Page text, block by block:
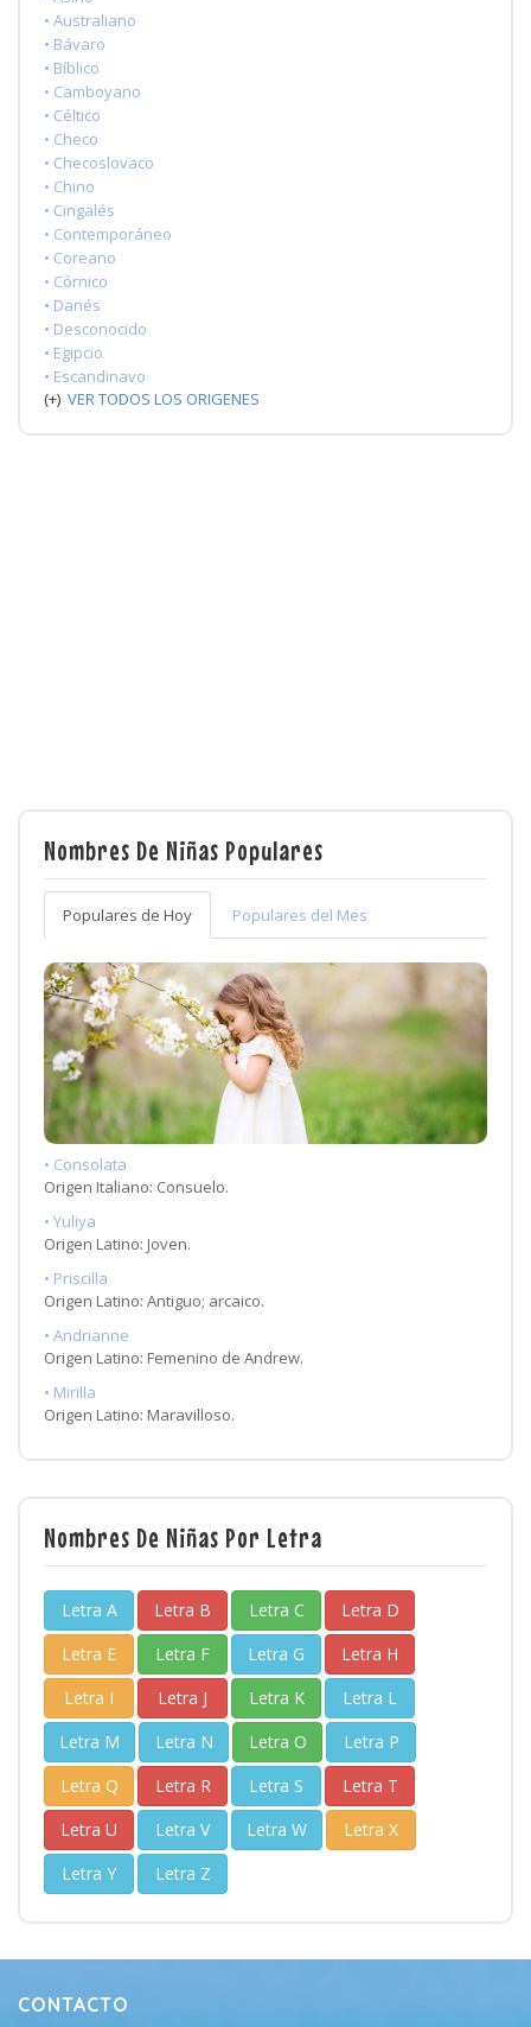
• Australiano
• Bávaro
• Bíblico
• Camboyano
• Céltico
• Checo
• Checoslovaco
• Chino
• Cingalés
• Contemporáneo
• Coreano
• Córnico
• Danés
• Desconocido
• Egipcio
• Escandinavo
(+) VER TODOS LOS ORIGENES
Nombres De Niñas Populares
Populares de Hoy Populares del Mes
• Consolata
Origen Italiano: Consuelo.
• Yuliya
Origen Latino: Joven.
• Priscilla
Origen Latino: Antiguo; arcaico.
• Andrianne
Origen Latino: Femenino de Andrew.
• Mirilla
Origen Latino: Maravilloso.
Nombres De Niñas Por Letra
Letra A Letra B Letra C
Letra D
Letra E
Letra F Letra G
Letra H
Letra I
Letra J Letra K
Letra L
Letra M
Letra N Letra O
Letra P
Letra Q
Letra R Letra S
Letra T
Letra U
Letra V Letra W
Letra X
Letra Y
Letra Z
CONTACTO